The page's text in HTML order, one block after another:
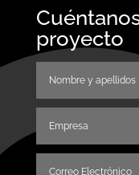
proyecto